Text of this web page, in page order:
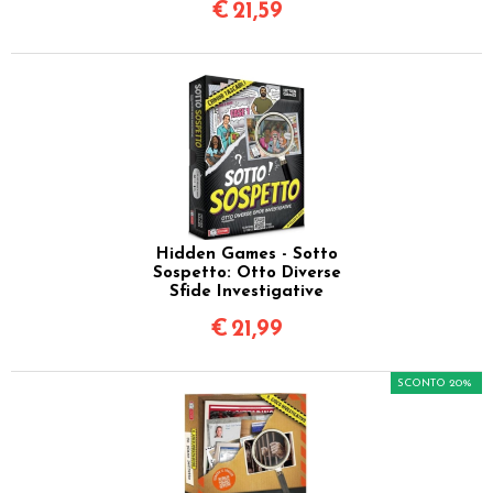
€ 21,59
Hidden Games - Sotto
Sospetto: Otto Diverse
Sfide Investigative
€ 21,99
SCONTO 20%